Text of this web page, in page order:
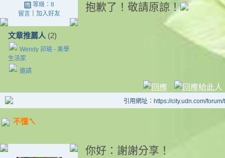
等級：8
留言｜ 加入好友
文章推薦人 (2)
Wendy 卯瑜 - 美學
生活家
邀請
抱歉了！敬請原諒！
引用網址：https://city.udn.com/
不懂ㄟ
你好：謝謝分享！